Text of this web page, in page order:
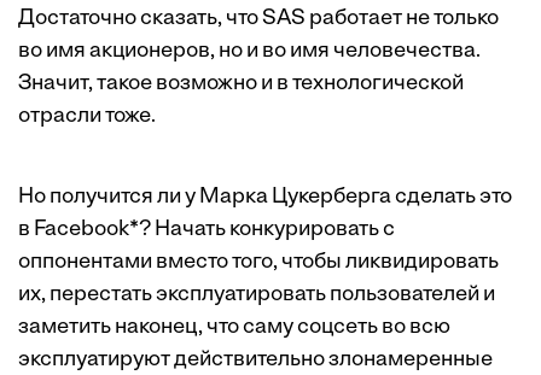
Достаточно сказать, что SAS работает не только
во имя акционеров, но и во имя человечества.
Значит, такое возможно и в технологической
отрасли тоже.
Но получится ли у Марка Цукерберга сделать это
в Facebook*? Начать конкурировать с
оппонентами вместо того, чтобы ликвидировать
их, перестать эксплуатировать пользователей и
заметить наконец, что саму соцсеть во всю
эксплуатируют действительно злонамеренные